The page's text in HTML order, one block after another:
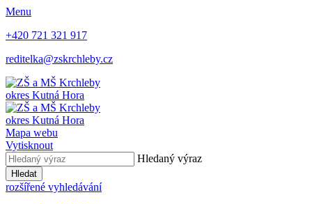
Menu
+420 721 321 917
reditelka@zskrchleby.cz
okres Kutná Hora
okres Kutná Hora
Mapa webu
Vytisknout
Hledaný výraz
Hledat
rozšířené vyhledávání